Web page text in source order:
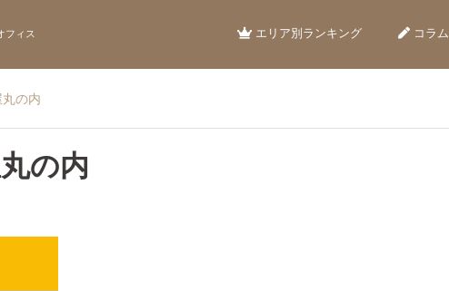
フィス エリア別ランキング コラム
の内
の内